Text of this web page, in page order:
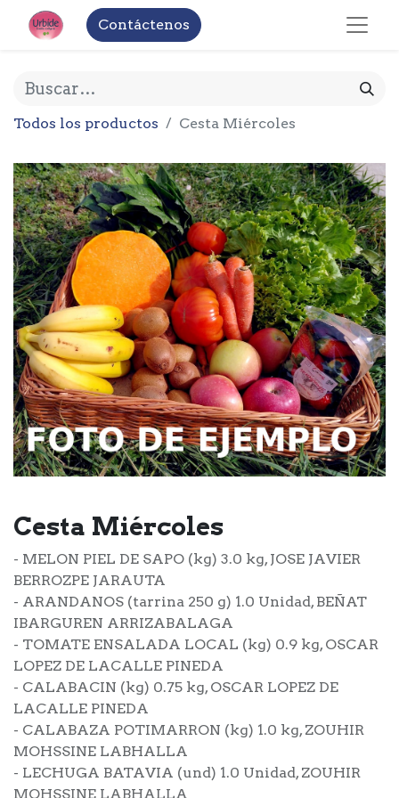
Contáctenos
Todos los productos Cesta Miércoles
Cesta Miércoles
- MELON PIEL DE SAPO (kg) 3.0 kg, JOSE JAVIER
BERROZPE JARAUTA
- ARANDANOS (tarrina 250 g) 1.0 Unidad, BEÑAT
IBARGUREN ARRIZABALAGA
- TOMATE ENSALADA LOCAL (kg) 0.9 kg, OSCAR
LOPEZ DE LACALLE PINEDA
- CALABACIN (kg) 0.75 kg, OSCAR LOPEZ DE
LACALLE PINEDA
- CALABAZA POTIMARRON (kg) 1.0 kg, ZOUHIR
MOHSSINE LABHALLA
- LECHUGA BATAVIA (und) 1.0 Unidad, ZOUHIR
MOHSSINE LABHALLA